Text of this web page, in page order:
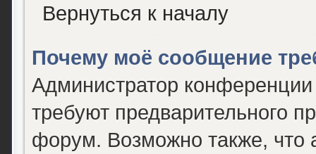
Вернуться к началу
Почему моё сообщение
Администратор
требуют предварительного
форум. Возможно также, что